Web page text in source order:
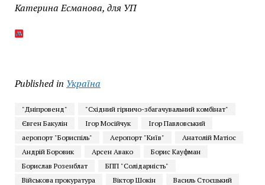
Катерина Есманова, для УП
Published in Україна
"Дніпровенд"
"Східний гірничо-збагачувальний комбінат"
Євген Бакулін
Ігор Мосійчук
Ігор Павловський
аеропорт "Бориспіль"
Аеропорт "Київ"
Анатолій Матіос
Андрій Боровик
Арсен Авако
Борис Кауфман
Борислав Розенблат
БПП "Солідарність"
Військова прокуратура
Віктор Шокін
Василь Стоєцький